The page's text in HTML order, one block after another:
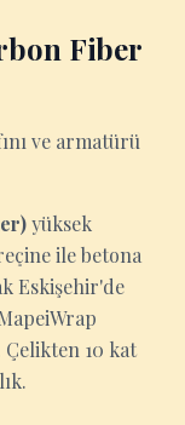
Fiber
ve armatürü
yüksek
ile betona
Eskişehir'de
Çelikten 10 kat